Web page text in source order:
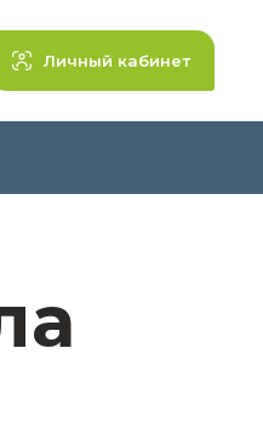
Личный кабинет